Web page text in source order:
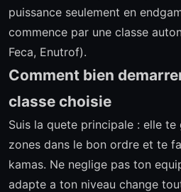
puissance seulement en
commence par une classe
Feca, Enutrof).
Comment bien
classe choisie
Suis la quete principale : elle
zones dans le bon ordre et te
kamas. Ne neglige pas ton
adapte a ton niveau change